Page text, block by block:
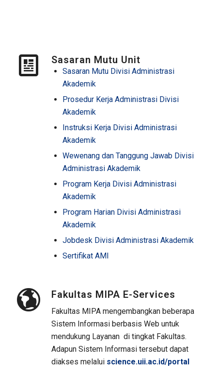
Sasaran Mutu Unit
Sasaran Mutu Divisi Administrasi
Akademik
Prosedur Kerja Administrasi Divisi
Akademik
Instruksi Kerja Divisi Administrasi
Akademik
Wewenang dan Tanggung Jawab Divisi
AdministrasiAkademik
Program Kerja Divisi Administrasi
Akademik
Program Harian Divisi Administrasi
Akademik
Jobdesk Divisi AdministrasiAkademik
Sertifikat AMI
Fakultas MIPA E-Services
Fakultas MIPA mengembangkan beberapa
Sistem Informasi berbasis Web untuk
mendukung Layanan di tingkat Fakultas.
Adapun Sistem Informasi tersebut dapat
diakses melalui science.uii.ac.id/portal